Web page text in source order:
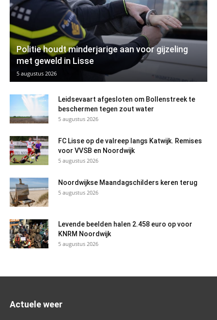
Politie houdt minderjarige aan voor gijzeling
met geweld in Lisse
5 augustus 2026
Leidsevaart afgesloten om Bollenstreek te
beschermen tegen zout water
5 augustus 2026
FC Lisse op de valreep langs Katwijk. Remises
voor VVSB en Noordwijk
5 augustus 2026
Noordwijkse Maandagschilders keren terug
5 augustus 2026
Levende beelden halen 2.458 euro op voor
KNRM Noordwijk
5 augustus 2026
Actuele weer